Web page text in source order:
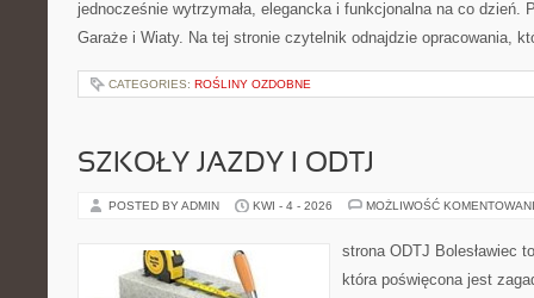
jednocześnie wytrzymała, elegancka i funkcjonalna na co dzień.
Garaże i Wiaty. Na tej stronie czytelnik odnajdzie opracowania,
CATEGORIES: ROŚLINY OZDOBNE
SZKOŁY JAZDY I ODTJ
POSTED BY ADMIN KWI - 4 - 2026 MOŻLIWOŚĆ
strona ODTJ Bolesławiec
która poświęcona jest